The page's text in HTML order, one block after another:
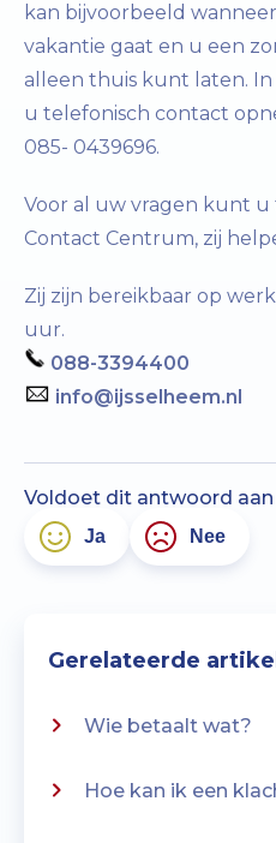
kan bijvoorbeeld
vakantie gaat en u een
alleen thuis kunt laten.
u telefonisch contact
085- 0439696.
Voor al uw vragen kunt
Contact Centrum, zij
Zij zijn bereikbaar op
uur.
088-3394400
info@ijsselheem.nl
Voldoet dit antwoord
Ja Nee
Gerelateerde
Wie betaalt wat?
Hoe kan ik een